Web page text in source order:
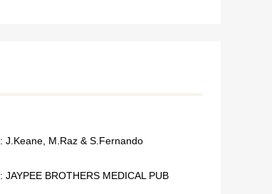
: J.Keane, M.Raz & S.Fernando
: JAYPEE BROTHERS MEDICAL PUB